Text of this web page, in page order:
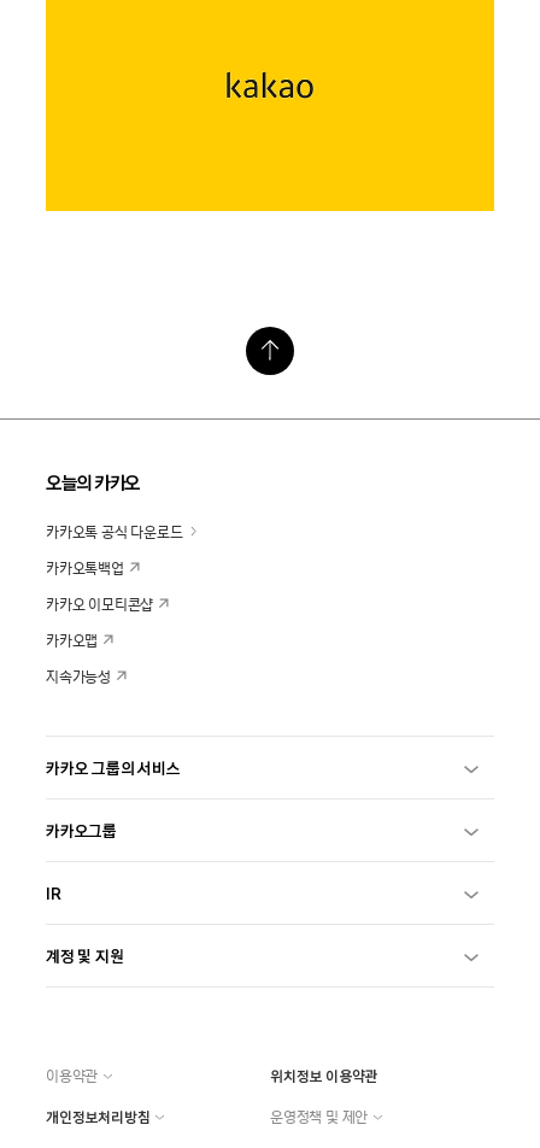
오늘의 카카오
카카오톡 공식 다운로드
카카오톡백업
카카오 이모티콘샵
카카오맵
지속가능성
카카오 그룹의 서비스
카카오그룹
IR
계정 및 지원
이용약관
위치정보 이용약관
개인정보처리방침
운영정책 및 제안